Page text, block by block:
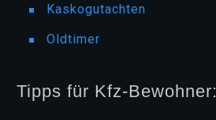
Kaskogutachten
Oldtimer
Tipps für Kfz-Bewohner: